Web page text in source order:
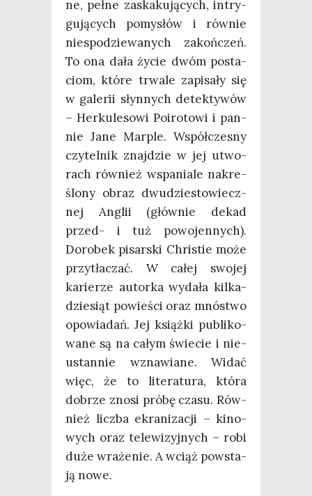
ne, peł­ne zaska­ku­ją­cych, intry­
gu­ją­cych pomy­słów i rów­nie
nie­spo­dzie­wa­nych zakoń­czeń.
To ona dała życie dwóm posta­
ciom, któ­re trwa­le zapi­sa­ły się
w gale­rii słyn­nych detek­ty­wów
– Her­ku­le­so­wi Poiro­to­wi i pan­
nie Jane Mar­ple. Współ­cze­sny
czy­tel­nik znaj­dzie w jej utwo­
rach rów­nież wspa­nia­le nakre­
ślo­ny obraz dwu­dzie­sto­wiecz­
nej Anglii (głów­nie dekad
przed- i tuż powo­jen­nych).
Doro­bek pisar­ski Chri­stie może
przy­tła­czać. W całej swo­jej
karie­rze autor­ka wyda­ła kil­ka­
dzie­siąt powie­ści oraz mnó­stwo
opo­wia­dań. Jej książ­ki publi­ko­
wa­ne są na całym świe­cie i nie­
ustan­nie wzna­wia­ne. Widać
więc, że to lite­ra­tu­ra, któ­ra
dobrze zno­si pró­bę cza­su. Rów­
nież licz­ba ekra­ni­za­cji – kino­
wych oraz tele­wi­zyj­nych – robi
duże wra­że­nie. A wciąż powsta­
ją nowe.